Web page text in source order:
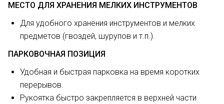
МЕСТО ДЛЯ ХРАНЕНИЯ МЕЛКИХ ИНСТРУМЕНТОВ
Для удобного хранения инструментов и мелких
предметов (гвоздей, шурупов и т.п.).
ПАРКОВОЧНАЯ ПОЗИЦИЯ
Удобная и быстрая парковка на время коротких
перерывов.
Рукоятка быстро закрепляется в верхней части